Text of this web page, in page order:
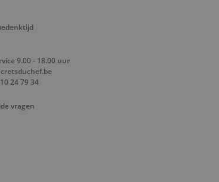
9.00 - 18.00 uur
24 79 34
vragen